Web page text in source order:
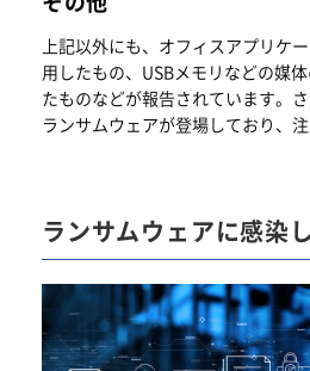
上記以外にも、オフィスアプリケ
用したもの、USBメモリなどの媒
たものなどが報告されています。
ランサムウェアが登場しており、注
ランサムウェアに感染